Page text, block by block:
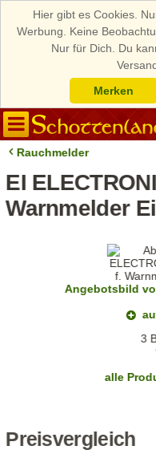
Hier gibt es Cookies.
Werbung. Keine
Nur für Dich. Du
Merken
Rauchmelder
EI
Warnmelder
Angebotsbild
3
alle
Preisvergleich